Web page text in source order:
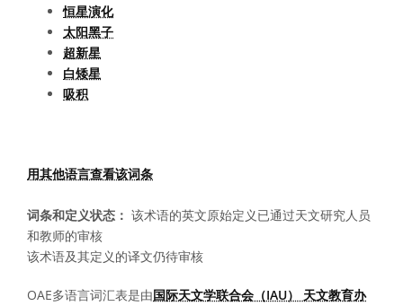
恒星演化
太阳黑子
超新星
白矮星
吸积
用其他语言查看该词条
词条和定义状态： 该术语的英文原始定义已通过天文研究人员
和教师的审核
该术语及其定义的译文仍待审核
OAE多语言词汇表是由国际天文学联合会（IAU） 天文教育办